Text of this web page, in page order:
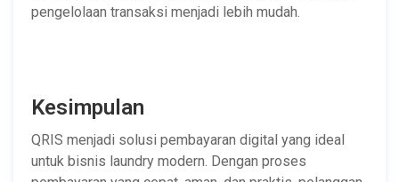
pengelolaan transaksi menjadi lebih mudah.
Kesimpulan
QRIS menjadi solusi pembayaran digital yang ideal
untuk bisnis laundry modern. Dengan proses